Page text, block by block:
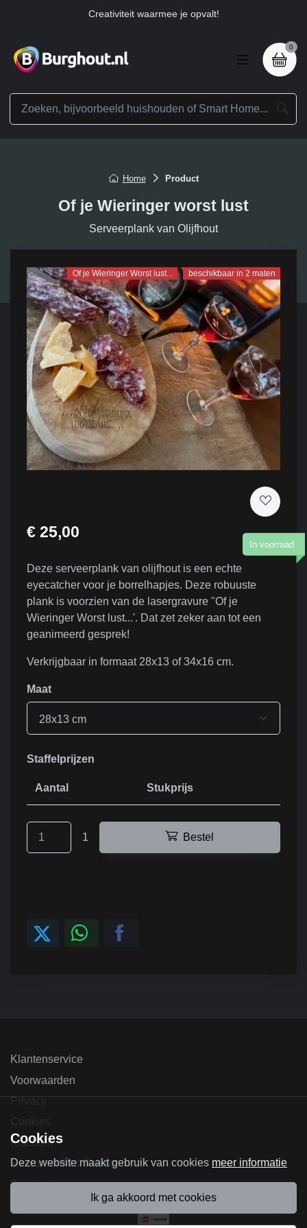
Creativiteit waarmee je opvalt!
0
Home Product
Of je Wieringer worst lust
Serveerplank van Olijfhout
Of je Wieringer Worst lust... beschikbaar in 2 maten
€ 25,00
In voorraad
Deze serveerplank van olijfhout is een echte
eyecatcher voor je borrelhapjes. Deze robuuste
plank is voorzien van de lasergravure "Of je
Wieringer Worst lust...'. Dat zet zeker aan tot een
geanimeerd gesprek!
Verkrijgbaar in formaat 28x13 of 34x16 cm.
maat
28x13 cm
Staffelprijzen
Aantal Stukprijs
1 Bestel
Klantenservice
Voorwaarden
Privacy
Klachten
Retourneren & Ruilen
Favorieten
Cookies
Deze website maakt gebruik van cookies meer informatie
ik ga akkoord met cookies